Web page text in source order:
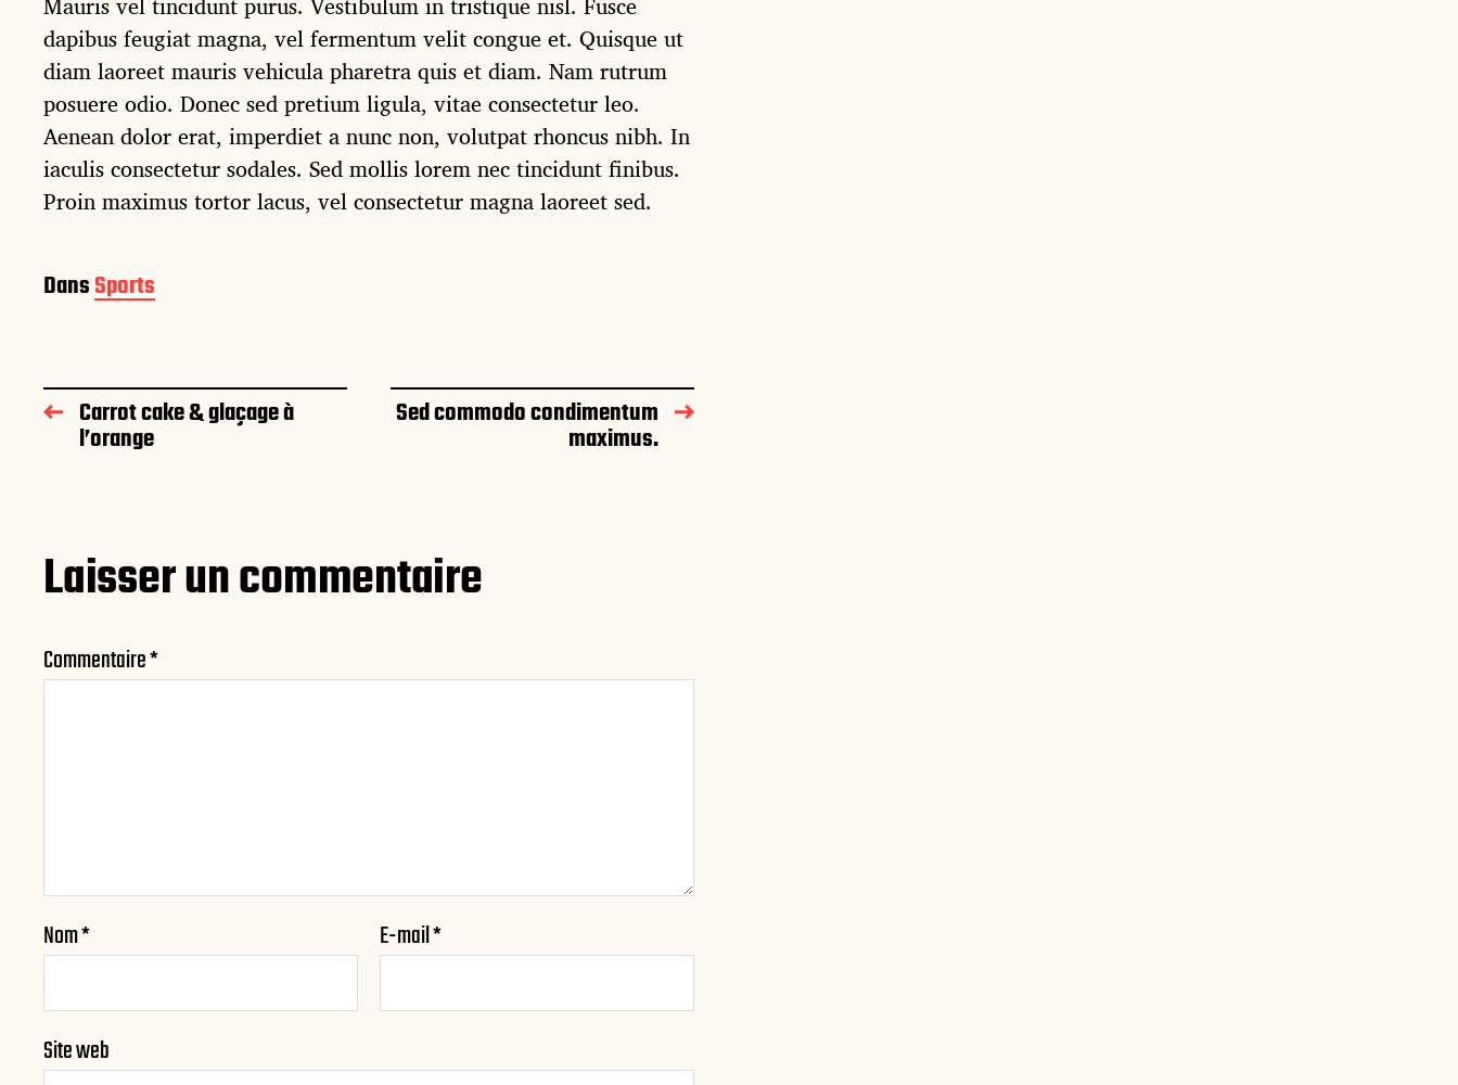
dapibus feugiat magna, vel fermentum velit congue et. Quisque ut
diam laoreet mauris vehicula pharetra quis et diam. Nam rutrum
posuere odio. Donec sed pretium ligula, vitae consectetur leo.
Aenean dolor erat, imperdiet a nunc non, volutpat rhoncus nibh. In
iaculis consectetur sodales. Sed mollis lorem nec tincidunt finibus.
Proin maximus tortor lacus, vel consectetur magna laoreet sed.
DansSports
Carrot cake & glaçage à
l’orange
Sed commodo condimentum
maximus.
Laisser un commentaire
Commentaire*
Nom* E-mail*
Site web